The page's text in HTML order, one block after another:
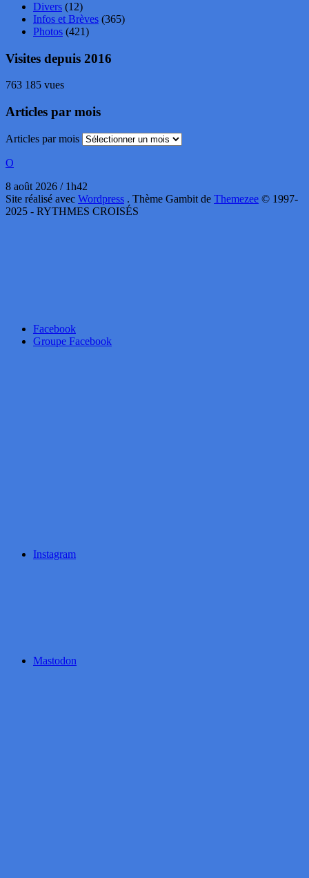
Divers (12)
Infos et Brèves (365)
Photos (421)
Visites depuis 2016
763 185 vues
Articles par mois
Articles par mois
O
8 août 2026 / 1h42
Site réalisé avec Wordpress . Thème Gambit de Themezee © 1997-
2025 - RYTHMES CROISÉS
Facebook
Groupe Facebook
Instagram
Mastodon